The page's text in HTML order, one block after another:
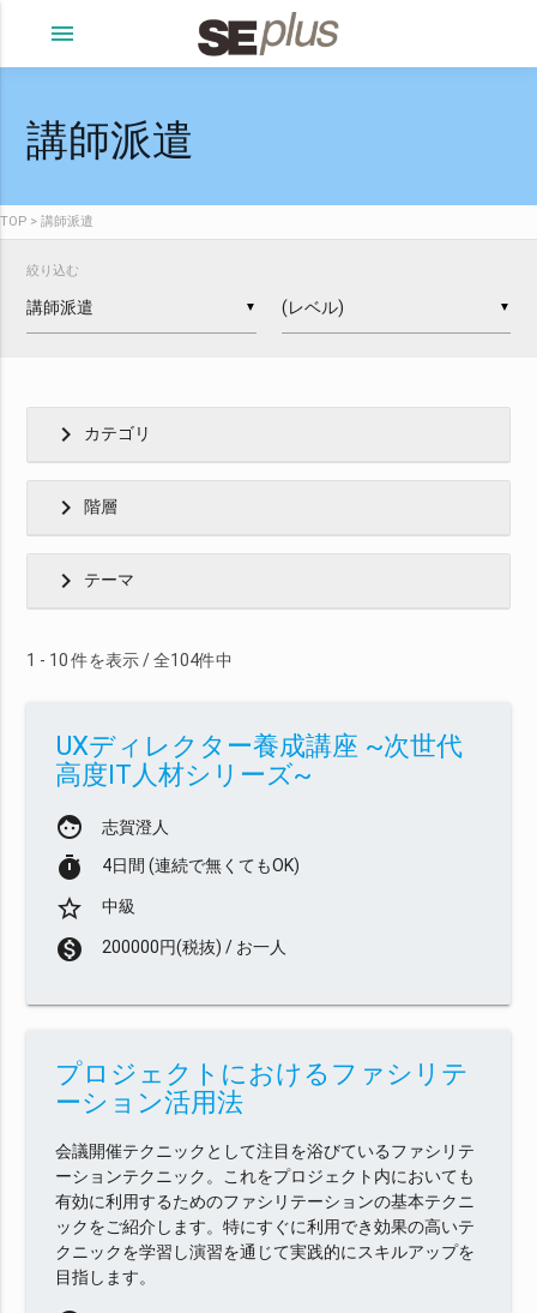
menu
講師派遣
TOP 講師派遣
絞り込む
▼ ▼
chevron_right カテゴリ
chevron_right 階層
chevron_right テーマ
1 - 10 件を表示 / 全104件中
UXディレクター養成講座 ~次世代
高度IT人材シリーズ~
face 志賀澄人
timer 4日間 (連続で無くてもOK)
star_border 中級
monetization_on 200000円(税抜) / お一人
プロジェクトにおけるファシリテ
ーション活用法
会議開催テクニックとして注目を浴びているファシリテ
ーションテクニック。これをプロジェクト内においても
有効に利用するためのファシリテーションの基本テクニ
ックをご紹介します。特にすぐに利用でき効果の高いテ
クニックを学習し演習を通じて実践的にスキルアップを
目指します。